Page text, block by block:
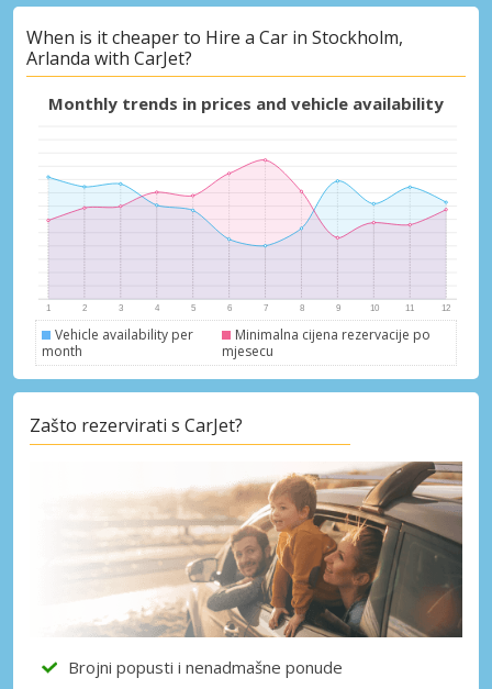
Posebni popusti
Pristupite ekskluzivnim ponudama naših
Prijava putem eLinka
When is it cheaper to Hire a Car in Stockholm,
Arlanda with CarJet?
Monthly trends in prices and vehicle availability
Vehicle availability per
month
Minimalna cijena rezervacije po
mjesecu
Zašto rezervirati s CarJet?
Brojni popusti i nenadmašne ponude